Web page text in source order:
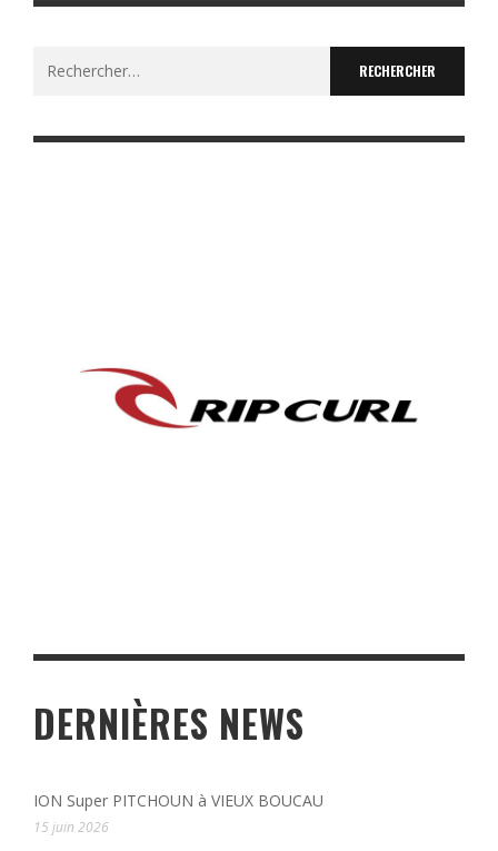
DERNIÈRES NEWS
ION Super PITCHOUN à VIEUX BOUCAU
15 juin 2026